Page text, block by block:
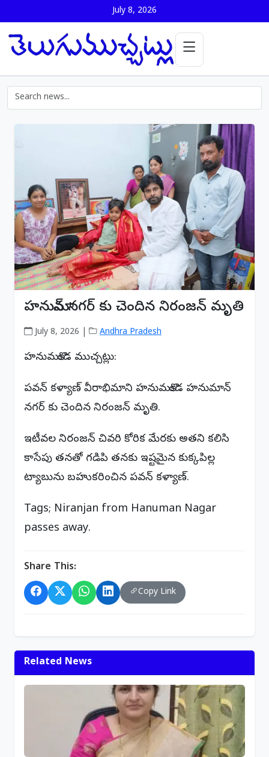
July 8, 2026
హనుమాన్ నగర్ కు చెందిన నిరంజన్ మృతి
July 8, 2026 | Andhra Pradesh
హనుమకొండ ముచ్చట్లు:
పవన్ కళ్యాణ్ వీరాభిమాని హనుమకొండ హనుమాన్
నగర్ కు చెందిన నిరంజన్ మృతి.
ఇటీవల నిరంజన్ చివరి కోరిక మేరకు అతని కలిసి
కాసేపు తనతో గడిపి తనకు ఇష్టమైన కుక్కపిల్ల
ట్యాబును బహుకరించిన పవన్ కళ్యాణ్.
Tags; Niranjan from Hanuman Nagar
passes away.
Share This:
Copy Link
Related News